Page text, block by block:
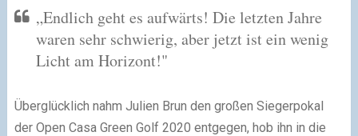
„Endlich geht es aufwärts! Die letzten Jahre
waren sehr schwierig, aber jetzt ist ein wenig
Licht am Horizont!"
Überglücklich nahm Julien Brun den großen Siegerpokal
der Open Casa Green Golf 2020 entgegen, hob ihn in die